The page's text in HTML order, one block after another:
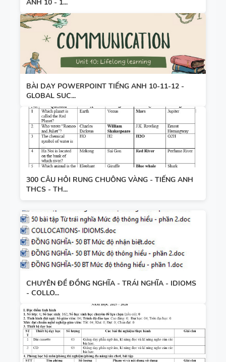
ANH 10 - 1...
BÀI DẠY POWERPOINT TIẾNG ANH 10-11-12 -
GLOBAL SUC...
300 CÂU HỎI RUNG CHUÔNG VÀNG - TIẾNG ANH
THCS - TH...
CHUYÊN ĐỀ ĐỒNG NGHĨA - TRÁI NGHĨA - IDIOMS
- COLLO...